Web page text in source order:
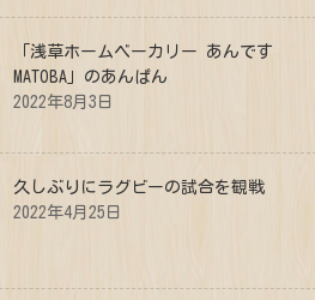
「浅草ホームベーカリー あんです
MATOBA」のあんぱん
2022年8月3日
久しぶりにラグビーの試合を観戦
2022年4月25日